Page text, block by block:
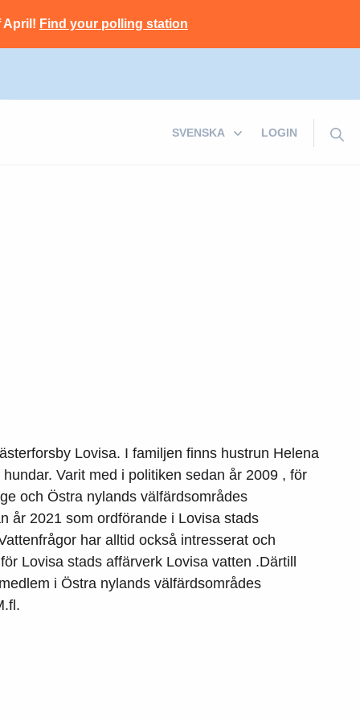
April! Find your polling station
LOGIN
Lovisa. I familjen finns hustrun Helena
Varit med i politiken sedan år 2009 , för
och Östra nylands välfärdsområdes
år 2021 som ordförande i Lovisa stads
har alltid också intresserat och
Lovisa stads affärverk Lovisa vatten .Därtill
i Östra nylands välfärdsområdes